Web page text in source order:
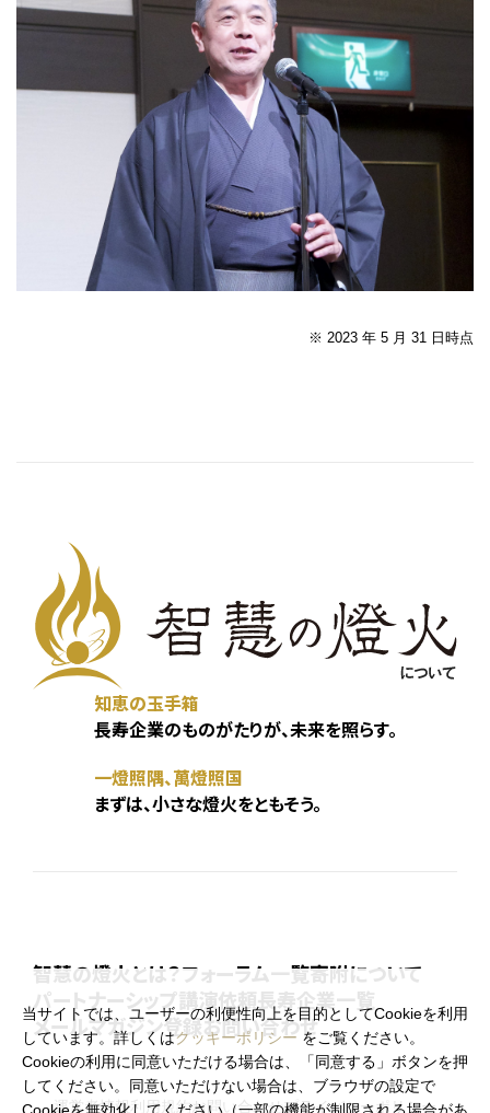
※ 2023 年 5 月 31 日時点
知恵の玉手箱
長寿企業のものがたりが、未来を照らす。
一燈照隅、萬燈照国
まずは、小さな燈火をともそう。
智慧の燈火とは？フォーラム一覧寄附について
パートナーシップ講演依頼長寿企業一覧
メールマガジン登録お問い合わせ
運営者情報 利用規約お問い合わせプライバシーポリシー
当サイトでは、ユーザーの利便性向上を目的としてCookieを利用
しています。詳しくはクッキーポリシー をご覧ください。
Cookieの利用に同意いただける場合は、「同意する」ボタンを押
してください。同意いただけない場合は、ブラウザの設定で